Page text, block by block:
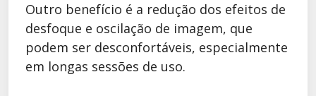
Outro benefício é a redução dos efeitos de
desfoque e oscilação de imagem, que
podem ser desconfortáveis, especialmente
em longas sessões de uso.